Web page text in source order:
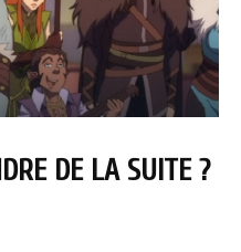
DE LA SUITE ?